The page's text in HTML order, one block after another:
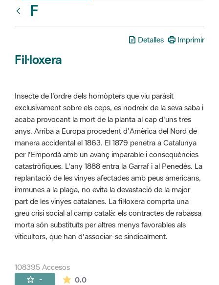
F
Detalles Imprimir
Fil·loxera
Insecte de l'ordre dels homòpters que viu paràsit
exclusivament sobre els ceps, es nodreix de la seva saba i
acaba provocant la mort de la planta al cap d'uns tres
anys. Arriba a Europa procedent d'Amèrica del Nord de
manera accidental el 1863. El 1879 penetra a Catalunya
per l'Empordà amb un avanç imparable i conseqüències
catastròfiques. L'any 1888 entra la Garraf i al Penedès. La
replantació de les vinyes afectades amb peus americans,
immunes a la plaga, no evita la devastació de la major
part de les vinyes catalanes. La fil·loxera comprta una
greu crisi social al camp català: els contractes de rabassa
morta són substituïts per altres menys favorables als
viticultors, que han d'associar-se sindicalment.
108395 Accesos
- 0.0La valoración media es de 0 estrellas de